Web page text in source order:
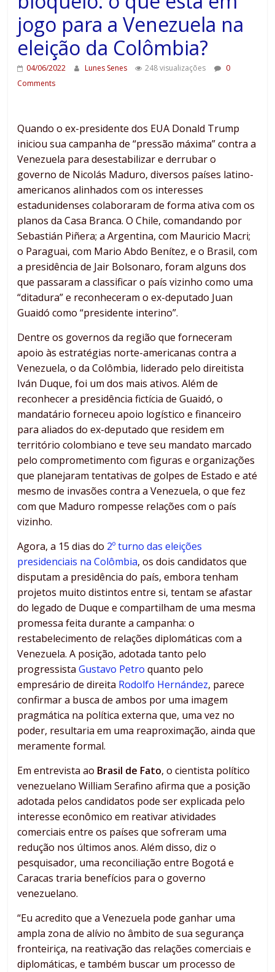
jogo para a Venezuela na
eleição da Colômbia?
04/06/2022 Lunes Senes 248 visualizações
0
Comments
Quando o ex-presidente dos EUA Donald Trump
iniciou sua campanha de “pressão máxima” contra a
Venezuela para desestabilizar e derrubar o
governo de Nicolás Maduro, diversos países latino-
americanos alinhados com os interesses
estadunidenses colaboraram de forma ativa com os
planos da Casa Branca. O Chile, comandando por
Sebastián Piñera; a Argentina, com Mauricio Macri;
o Paraguai, com Mario Abdo Benítez, e o Brasil, com
a presidência de Jair Bolsonaro, foram alguns dos
que passaram a classificar o país vizinho como uma
“ditadura” e reconheceram o ex-deputado Juan
Guaidó como “presidente interino”.
Dentre os governos da região que forneceram
apoio às estratégias norte-americanas contra a
Venezuela, o da Colômbia, liderado pelo direitista
Iván Duque, foi um dos mais ativos. Além de
reconhecer a presidência fictícia de Guaidó, o
mandatário forneceu apoio logístico e financeiro
para aliados do ex-deputado que residem em
território colombiano e teve seu mandato marcado
pelo comprometimento com figuras e organizações
que planejaram tentativas de golpes de Estado e até
mesmo de invasões contra a Venezuela, o que fez
com que Maduro rompesse relações com o país
vizinho.
Agora, a 15 dias do 2º turno das eleições
presidenciais na Colômbia, os dois candidatos que
disputam a presidência do país, embora tenham
projetos muito distintos entre si, tentam se afastar
do legado de Duque e compartilham de uma mesma
promessa feita durante a campanha: o
restabelecimento de relações diplomáticas com a
Venezuela. A posição, adotada tanto pelo
progressistaGustavo Petro quanto pelo
empresário de direita Rodolfo Hernández, parece
confirmar a busca de ambos por uma imagem
pragmática na política externa que, uma vez no
poder, resultaria em uma reaproximação, ainda que
meramente formal.
Em entrevista ao Brasil de Fato, o cientista político
venezuelano William Serafino afirma que a posição
adotada pelos candidatos pode ser explicada pelo
interesse econômico em reativar atividades
comerciais entre os países que sofreram uma
redução nos últimos anos. Além disso, diz o
pesquisador, uma reconciliação entre Bogotá e
Caracas traria benefícios para o governo
venezuelano.
“Eu acredito que a Venezuela pode ganhar uma
ampla zona de alívio no âmbito de sua segurança
fronteiriça, na reativação das relações comerciais e
diplomáticas, e também buscar um processo de